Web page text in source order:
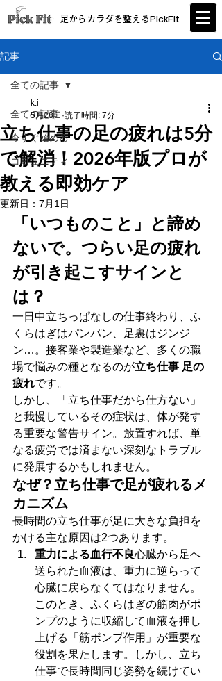
足からカラダを整えるPickFit
記事
全ての記事
今すぐ始める
コミュニティ
全ての記事
立ち仕事の足の疲れは5分
で解消！2026年版プロが
教える即効ケア
k.i
5月28日 読了時間: 7分
更新日： 7月1日
「いつものこと」と諦め
ないで。つらい足の疲れ
が引き起こすサインと
は？
一日中立ちっぱなしの仕事終わり、ふ
くらはぎはパンパン、足裏はジンジ
ン…。接客業や製造業など、多くの職
場で悩みの種となるのが立ち仕事 足の
疲れです。
しかし、「立ち仕事だから仕方ない」
と我慢しているその症状は、体が発す
る重要な警告サイン。放置すれば、単
なる疲労では済まない深刻なトラブル
に発展するかもしれません。
なぜ？立ち仕事で足が疲れるメ
カニズム
長時間の立ち仕事が足に大きな負担を
かける主な原因は2つあります。
重力による血行不良心臓から足へ
送られた血液は、重力に逆らって
心臓に戻らなくてはなりません。
このとき、ふくらはぎの筋肉がポ
ンプのように収縮して血液を押し
上げる「筋ポンプ作用」が重要な
役割を果たします。しかし、立ち
仕事で長時間同じ姿勢を続けてい